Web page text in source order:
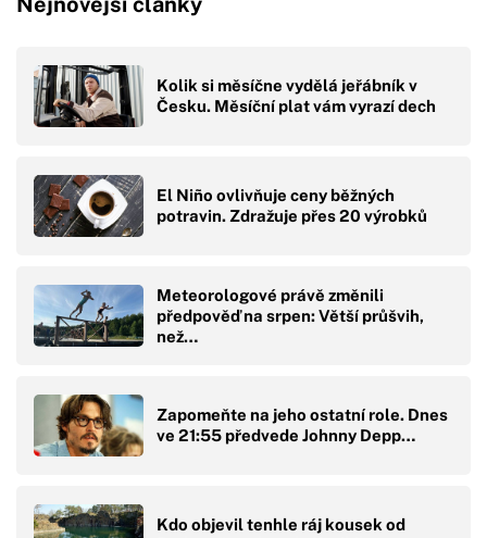
Kolik si měsíčne vydělá jeřábník v
Česku. Měsíční plat vám vyrazí dech
El Niño ovlivňuje ceny běžných
potravin. Zdražuje přes 20 výrobků
Meteorologové právě změnili
předpověď na srpen: Větší průšvih,
než…
Zapomeňte na jeho ostatní role. Dnes
ve 21:55 předvede Johnny Depp…
Kdo objevil tenhle ráj kousek od